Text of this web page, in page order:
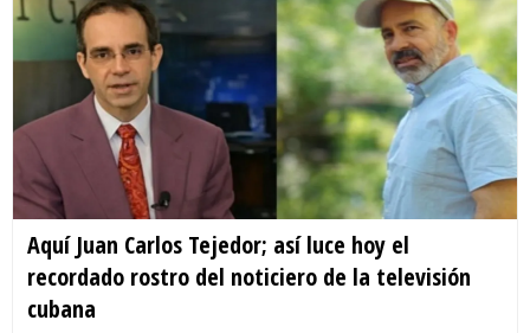
Aquí Juan Carlos Tejedor; así luce hoy el
recordado rostro del noticiero de la televisión
cubana